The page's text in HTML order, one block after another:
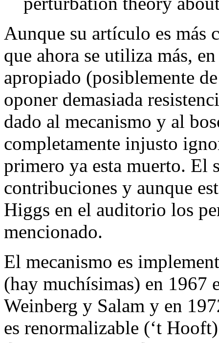
Aunque su artículo es
que ahora se utiliza más,
apropiado (posiblemente
oponer demasiada
dado al mecanismo y al
completamente injusto
primero ya esta muerto. El
contribuciones y aunque
Higgs en el auditorio los
mencionado.
El mecanismo es
(hay muchísimas) en 1967
Weinberg y Salam y en
es renormalizable (‘t